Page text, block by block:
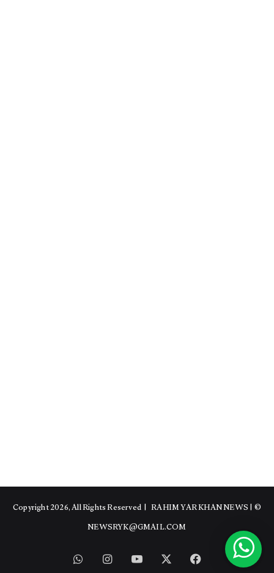
© Copyright 2026, All Rights Reserved |
RAHIM YAR KHAN NEWS|
NEWSRYK@GMAIL.COM
Facebook
YouTube
Instagram
WhatsApp